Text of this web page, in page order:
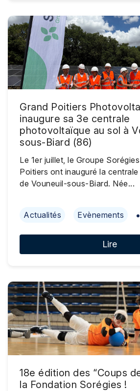
Grand Poitiers
inaugure sa 3e centrale
photovoltaïque au sol à
sous-Biard (86)
Le 1er juillet, le Groupe
Poitiers ont inauguré la
de Vouneuil-sous-Biard. Née...
Actualités Evènements
Lire
18e édition des “Coups
la Fondation Sorégies !